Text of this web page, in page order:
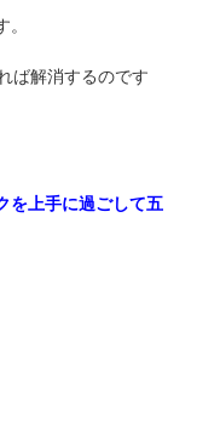
ば解消するのです
を上手に過ごして五